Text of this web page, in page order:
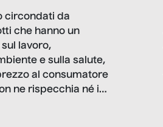
circondati da
che hanno un
lavoro,
e sulla salute,
al consumatore
ne rispecchia né il